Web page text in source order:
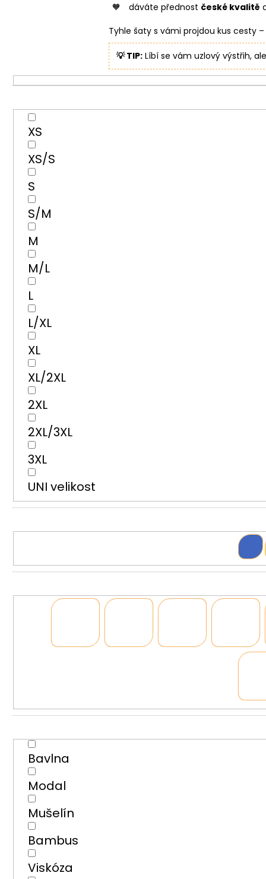
dáváte přednost české kvalitě
Tyhle šaty s vámi projdou kus cesty
💡 TIP: Líbí se vám uzlový výstřih,
XS
XS/S
S
S/M
M
M/L
L
L/XL
XL
XL/2XL
2XL
2XL/3XL
3XL
UNI velikost
Bavlna
Modal
Mušelín
Bambus
Viskóza